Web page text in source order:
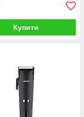
Купити